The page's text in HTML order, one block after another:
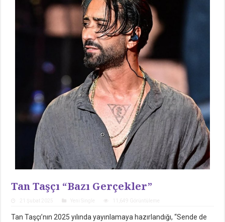
Tan Taşçı “Bazı Gerçekler”
Tan Taşçı’nın 2025 yılında yayınlamaya hazırlandığı, “Sende de